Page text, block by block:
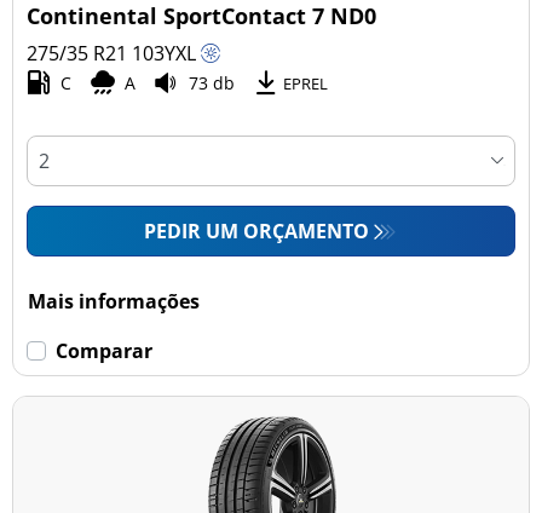
Continental SportContact 7 ND0
275/35 R21 103YXL
C A 73 db EPREL
PEDIR UM ORÇAMENTO
Mais informações
Comparar